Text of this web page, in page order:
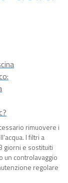
rimuovere i
I filtri a
giorni e sostituiti
un controlavaggio
regolare